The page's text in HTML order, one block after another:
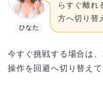
ひなた
らすぐ離れ
方へ切り替
今すぐ挑戦する場合は
操作を回避へ切り替えて